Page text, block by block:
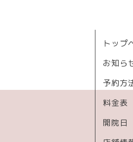
トップ
お知ら
予約方
料金表
開院日